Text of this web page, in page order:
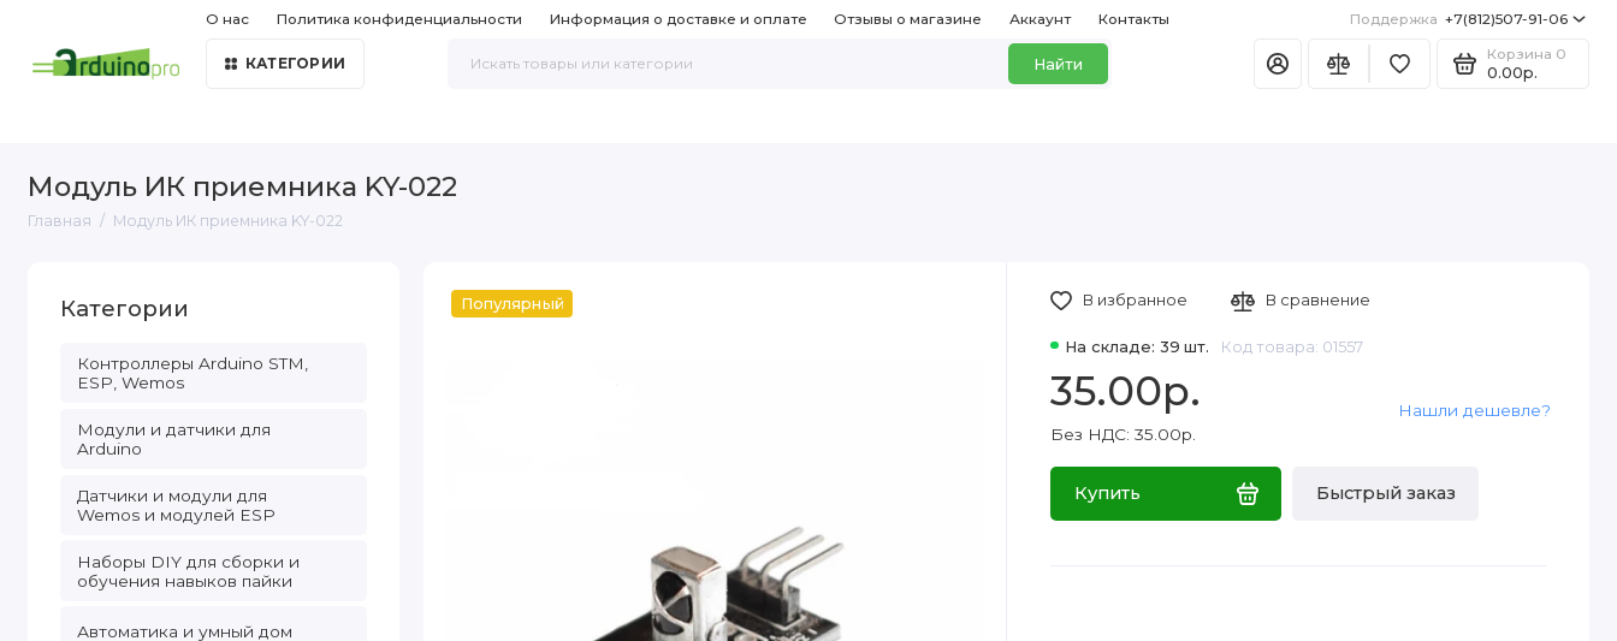
О нас Политика конфиденциальности Информация о доставке и оплате Отзывы о магазине Аккаунт Контакты Поддержка +7(812)507-91-06
КАТЕГОРИИ Найти
Корзина 0
0.00р.
Модуль ИК приемника KY-022
Главная Модуль ИК приемника KY-022
Категории
Контроллеры Arduino STM,
ESP, Wemos
Модули и датчики для
Arduino
Датчики и модули для
Wemos и модулей ESP
Наборы DIY для сборки и
обучения навыков пайки
Автоматика и умный дом
Популярный
На складе: 39 шт. Код товара: 01557
35.00р.
Без НДС: 35.00р.
Купить Быстрый заказ
Нашли дешевле?
В избранное В сравнение